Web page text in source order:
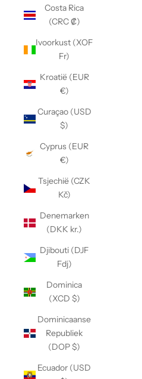
Costa Rica
(CRC ₡)
Ivoorkust (XOF
Fr)
Kroatië (EUR
€)
Curaçao (USD
$)
Cyprus (EUR
€)
Tsjechië (CZK
Kč)
Denemarken
(DKK kr.)
Djibouti (DJF
Fdj)
Dominica
(XCD $)
Dominicaanse
Republiek
(DOP $)
Ecuador (USD